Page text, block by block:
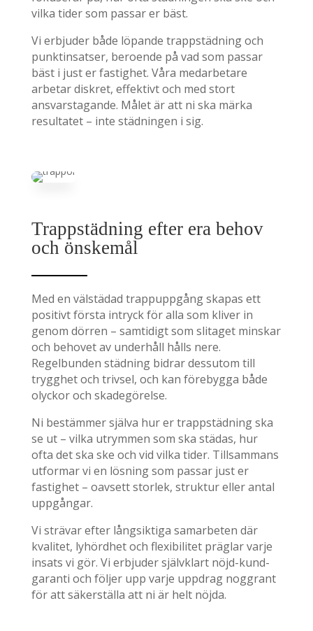
vilka tider som passar er bäst.
Vi erbjuder både löpande trappstädning och
punktinsatser, beroende på vad som passar
bäst i just er fastighet. Våra medarbetare
arbetar diskret, effektivt och med stort
ansvarstagande. Målet är att ni ska märka
resultatet – inte städningen i sig.
Trappstädning efter era behov
och önskemål
Med en välstädad trappuppgång skapas ett
positivt första intryck för alla som kliver in
genom dörren – samtidigt som slitaget minskar
och behovet av underhåll hålls nere.
Regelbunden städning bidrar dessutom till
trygghet och trivsel, och kan förebygga både
olyckor och skadegörelse.
Ni bestämmer själva hur er trappstädning ska
se ut – vilka utrymmen som ska städas, hur
ofta det ska ske och vid vilka tider. Tillsammans
utformar vi en lösning som passar just er
fastighet – oavsett storlek, struktur eller antal
uppgångar.
Vi strävar efter långsiktiga samarbeten där
kvalitet, lyhördhet och flexibilitet präglar varje
insats vi gör. Vi erbjuder självklart nöjd-kund-
garanti och följer upp varje uppdrag noggrant
för att säkerställa att ni är helt nöjda.